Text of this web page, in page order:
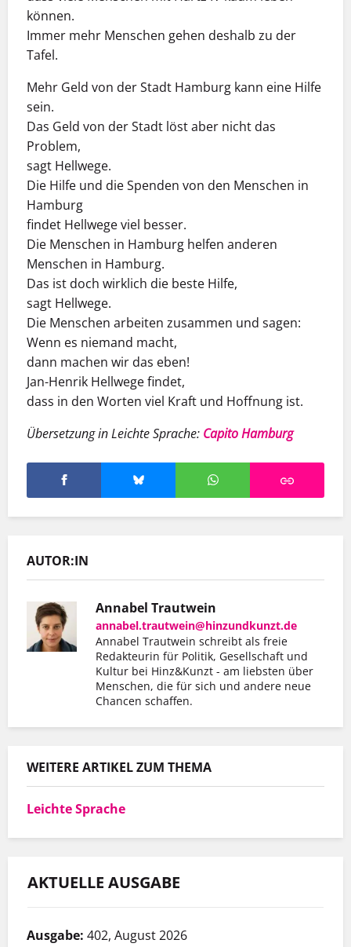
können.
Immer mehr Menschen gehen deshalb zu der
Tafel.
Mehr Geld von der Stadt Hamburg kann eine Hilfe
sein.
Das Geld von der Stadt löst aber nicht das
Problem,
sagt Hellwege.
Die Hilfe und die Spenden von den Menschen in
Hamburg
findet Hellwege viel besser.
Die Menschen in Hamburg helfen anderen
Menschen in Hamburg.
Das ist doch wirklich die beste Hilfe,
sagt Hellwege.
Die Menschen arbeiten zusammen und sagen:
Wenn es niemand macht,
dann machen wir das eben!
Jan-Henrik Hellwege findet,
dass in den Worten viel Kraft und Hoffnung ist.
Übersetzung in Leichte Sprache: Capito Hamburg
AUTOR:IN
Annabel Trautwein
annabel.trautwein@hinzundkunzt.de
Annabel Trautwein schreibt als freie
Redakteurin für Politik, Gesellschaft und
Kultur bei Hinz&Kunzt - am liebsten über
Menschen, die für sich und andere neue
Chancen schaffen.
WEITERE ARTIKEL ZUM THEMA
Leichte Sprache
AKTUELLE AUSGABE
Ausgabe: 402, August 2026